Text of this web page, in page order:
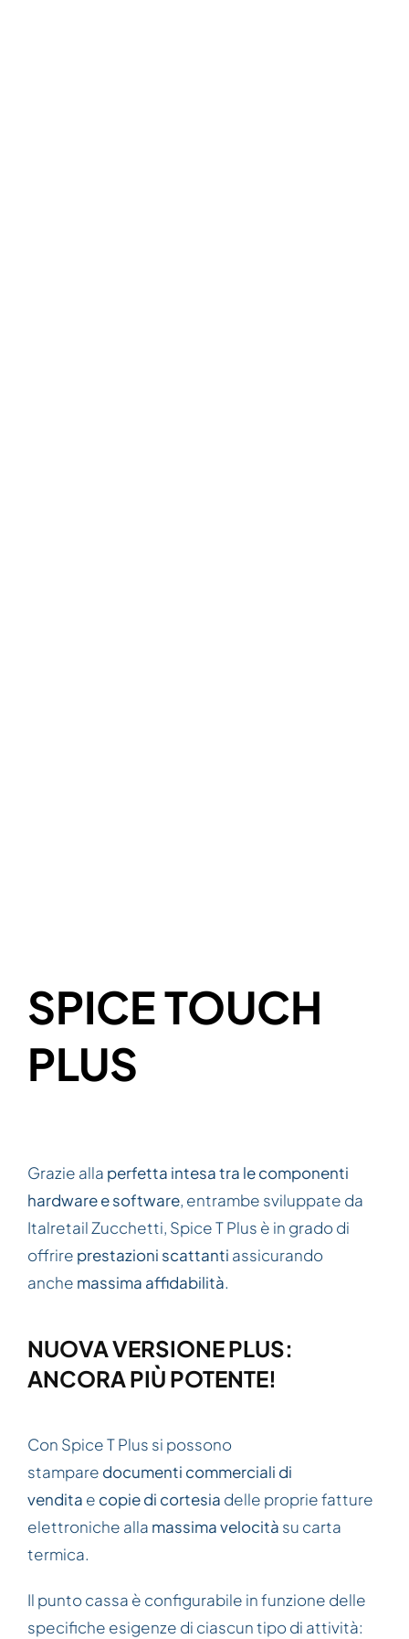
SPICE TOUCH
PLUS
Grazie alla perfetta intesa tra le componenti
hardware e software, entrambe sviluppate da
Italretail Zucchetti, Spice T Plus è in grado di
offrire prestazioni scattanti assicurando
anche massima affidabilità.
NUOVA VERSIONE PLUS:
ANCORA PIÙ POTENTE!
Con Spice T Plus si possono
stampare documenti commerciali di
vendita e copie di cortesia delle proprie fatture
elettroniche alla massima velocità su carta
termica.
Il punto cassa è configurabile in funzione delle
specifiche esigenze di ciascun tipo di attività: